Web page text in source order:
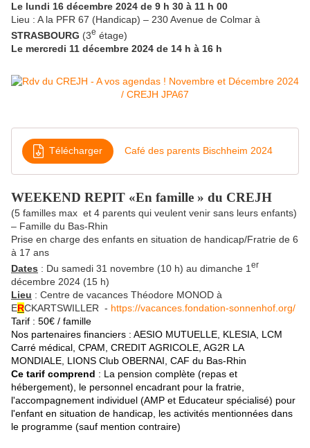
Le lundi 16 décembre 2024 de 9 h 30 à 11 h 00
Lieu : A la PFR 67 (Handicap) – 230 Avenue de Colmar à
STRASBOURG (3e étage)
Le mercredi 11 décembre 2024 de 14 h à 16 h
Télécharger Café des parents Bischheim 2024
WEEKEND REPIT «En famille » du CREJH
(5 familles max et 4 parents qui veulent venir sans leurs enfants)
– Famille du Bas-Rhin
Prise en charge des enfants en situation de handicap/Fratrie de 6
à 17 ans
Dates : Du samedi 31 novembre (10 h) au dimanche 1 er
décembre 2024 (15 h)
Lieu : Centre de vacances Théodore MONOD à
ERCKARTSWILLER - https://vacances.fondation-sonnenhof.org/
Tarif : 50€ / famille
Nos partenaires financiers : AESIO MUTUELLE, KLESIA, LCM
Carré médical, CPAM, CREDIT AGRICOLE, AG2R LA
MONDIALE, LIONS Club OBERNAI, CAF du Bas-Rhin
Ce tarif comprend : La pension complète (repas et
hébergement), le personnel encadrant pour la fratrie,
l'accompagnement individuel (AMP et Educateur spécialisé) pour
l'enfant en situation de handicap, les activités mentionnées dans
le programme (sauf mention contraire)